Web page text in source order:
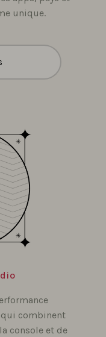
unique.
combinent
console et de